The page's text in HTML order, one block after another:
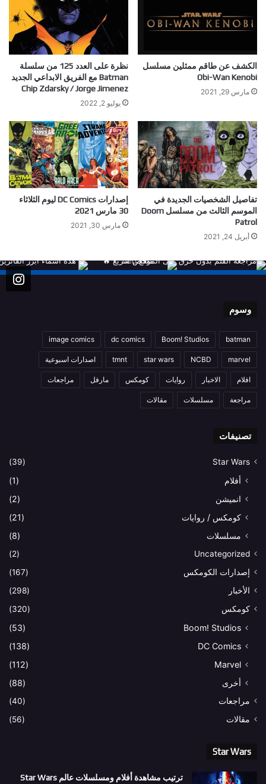
الكشف عن طاقم ممثلين مسلسل
Obi-Wan Kenobi
مارس 29, 2021
نظرة على العدد 125 من سلسلة
Batman مع الفريق الابداعي الجديد
Chip Zdarsky / Jorge Jimenez
يوليو 2, 2022
تفاصيل الشخصيات الجديدة في
الموسم الثالث من مسلسل Doom
Patrol
أبريل 24, 2021
إصدارات DC Comics ليوم الثلاثاء
30 مارس 2021
مارس 30, 2021
وسوم
batman
Boom! Studios
dc comics
image comics
marvel
NCBD
star wars
tmnt اصدارات اسبوعية
افلام الاخبار روايات كومكس مارفل مراجعات
مراجعة مسلسلات مقالات
تصنيفات
Star Wars
(39)
أفلام
(1)
انميشن
(2)
كومكس / روايات
(21)
مسلسلات
(8)
Uncategorized
(2)
إصدارات الكومكس
(167)
الأخبار
(298)
كومكس
(320)
Boom! Studios
(53)
DC Comics
(138)
Marvel
(112)
أخرى
(88)
مراجعات
(40)
مقالات
(56)
Star Wars
ترتيب مشاهدة أفلام ومسلسلات عالم Star Wars